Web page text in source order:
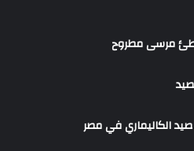
مرسى مطروح
الكاليماري في مصر